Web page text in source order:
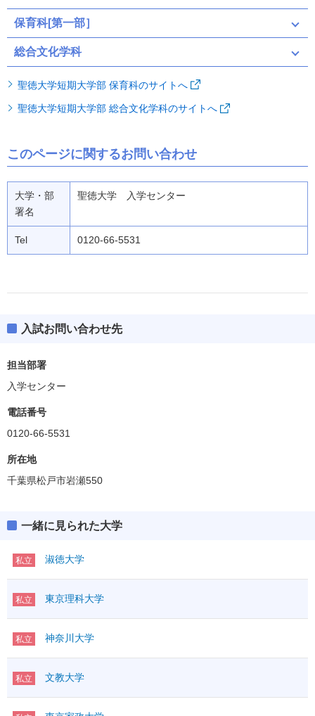
保育科[第一部］
総合文化学科
聖徳大学短期大学部 保育科のサイトへ
聖徳大学短期大学部 総合文化学科のサイトへ
このページに関するお問い合わせ
大学・部
署名
聖徳大学 入学センター
Tel 0120-66-5531
入試お問い合わせ先
担当部署
入学センター
電話番号
0120-66-5531
所在地
千葉県松戸市岩瀬550
一緒に見られた大学
私立 淑徳大学
私立 東京理科大学
私立 神奈川大学
私立 文教大学